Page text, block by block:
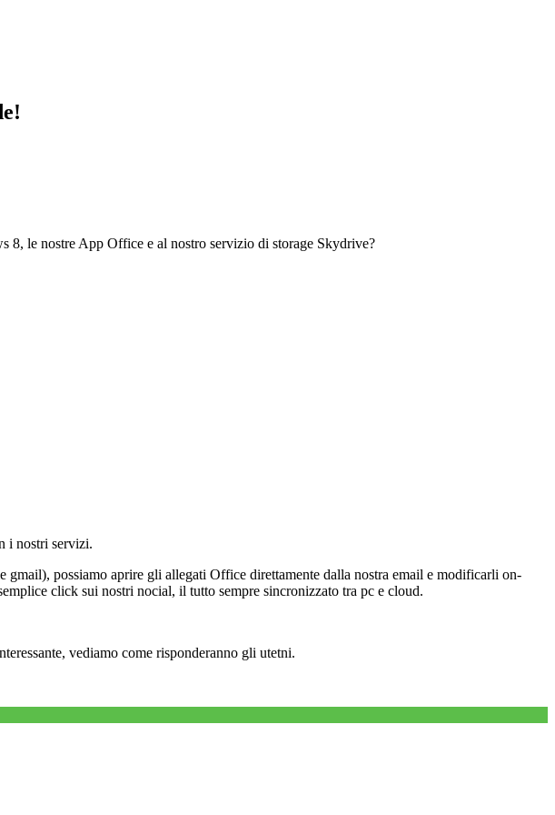
8, le nostre App Office e al nostro servizio di storage Skydrive?
i nostri servizi.
possiamo aprire gli allegati Office direttamente dalla nostra email e modificarli on-
click sui nostri nocial, il tutto sempre sincronizzato tra pc e cloud.
vediamo come risponderanno gli utetni.